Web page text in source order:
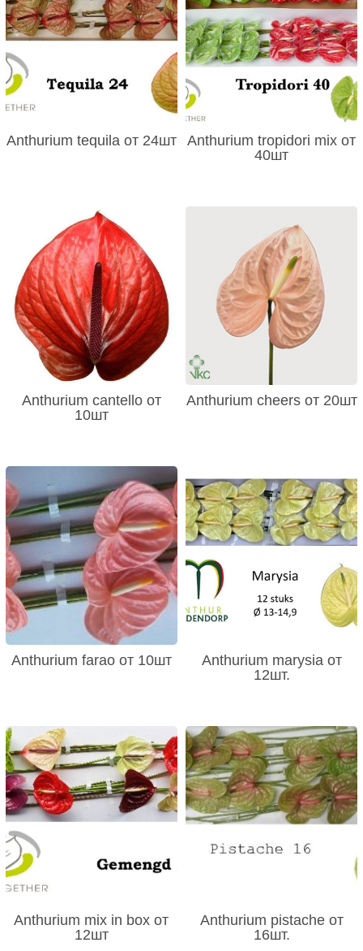
Anthurium tequila от 24шт
Anthurium tropidori mix от
40шт
Anthurium cantello от
10шт
Anthurium cheers от 20шт
Anthurium farao от 10шт
Anthurium marysia от
12шт.
Anthurium mix in box от
12шт
Anthurium pistache от
16шт.